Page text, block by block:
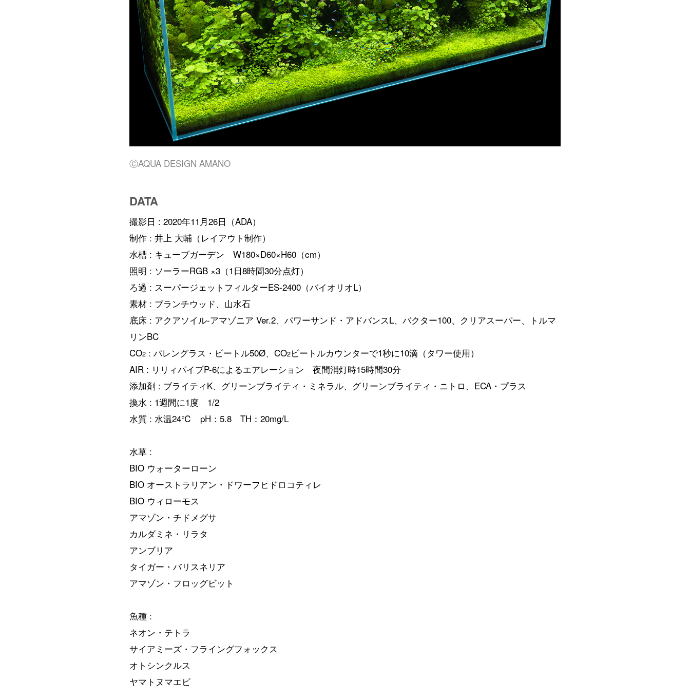
ⒸAQUA DESIGN AMANO
DATA
撮影日 : 2020年11月26日（ADA）
制作 : 井上 大輔（レイアウト制作）
水槽 : キューブガーデン W180×D60×H60（cm）
照明 : ソーラーRGB ×3（1日8時間30分点灯）
ろ過 : スーパージェットフィルターES-2400（バイオリオL）
素材 : ブランチウッド、山水石
底床 : アクアソイル-アマゾニア Ver.2、パワーサンド・アドバンスL、バクター100、クリアスーパー、トルマ
リンBC
CO2 : パレングラス・ビートル50Ø、CO2ビートルカウンターで1秒に10滴（タワー使用）
AIR : リリィパイプP-6によるエアレーション 夜間消灯時15時間30分
添加剤 : ブライティK、グリーンブライティ・ミネラル、グリーンブライティ・ニトロ、ECA・プラス
換水 : 1週間に1度 1/2
水質 : 水温24℃ pH：5.8 TH：20mg/L
水草 :
BIO ウォーターローン
BIO オーストラリアン・ドワーフヒドロコティレ
BIO ウィローモス
アマゾン・チドメグサ
カルダミネ・リラタ
アンブリア
タイガー・バリスネリア
アマゾン・フロッグビット
魚種 :
ネオン・テトラ
サイアミーズ・フライングフォックス
オトシンクルス
ヤマトヌマエビ